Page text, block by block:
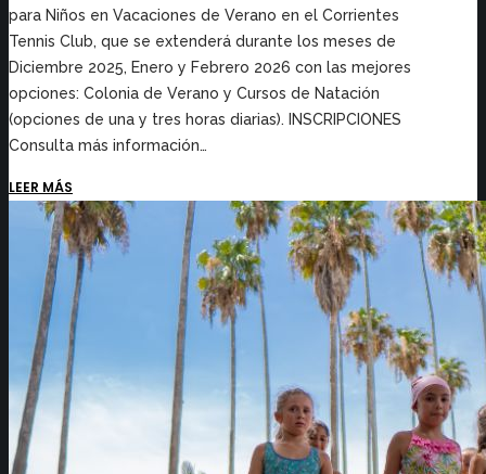
para Niños en Vacaciones de Verano en el Corrientes
Tennis Club, que se extenderá durante los meses de
Diciembre 2025, Enero y Febrero 2026 con las mejores
opciones: Colonia de Verano y Cursos de Natación
(opciones de una y tres horas diarias). INSCRIPCIONES
Consulta más información…
LEER MÁS